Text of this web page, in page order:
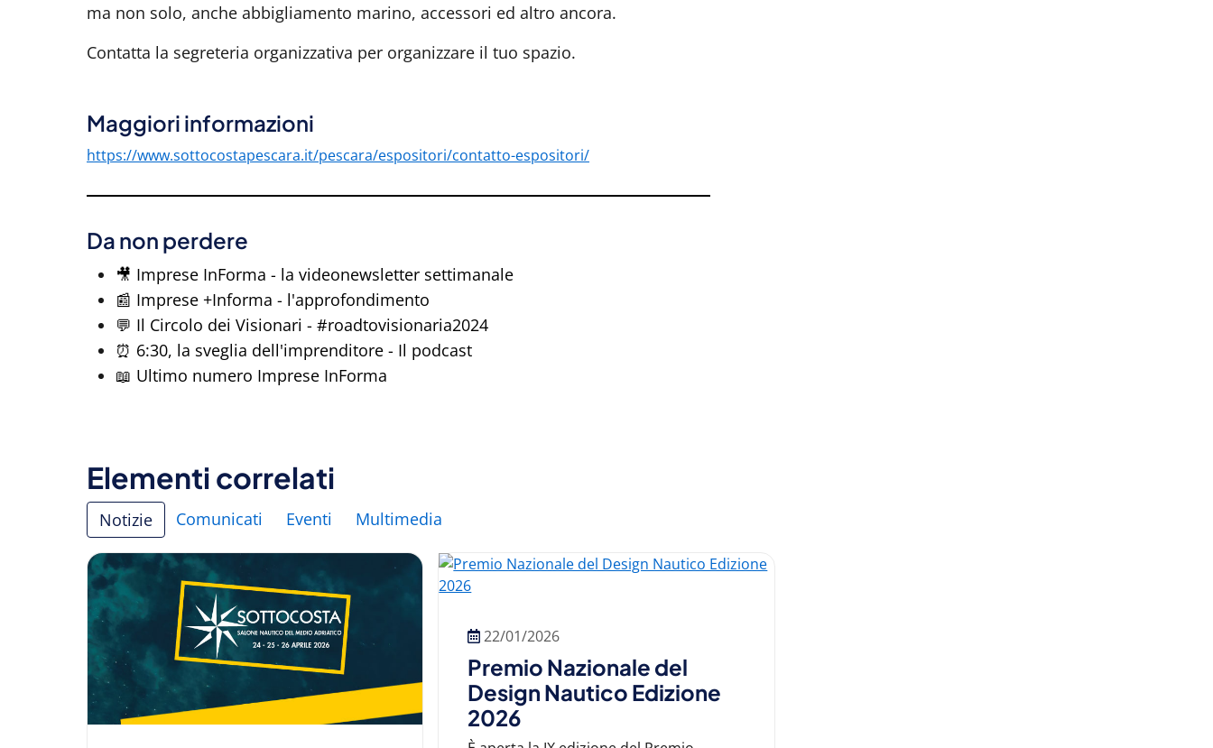
ma non solo, anche abbigliamento marino, accessori ed altro ancora.
Contatta la segreteria organizzativa per organizzare il tuo spazio.
Maggiori informazioni
https://www.sottocostapescara.it/pescara/espositori/contatto-espositori/
Da non perdere
🎥 Imprese InForma - la videonewsletter settimanale
📰 Imprese +Informa - l'approfondimento
💬 Il Circolo dei Visionari - #roadtovisionaria2024
⏰ 6:30, la sveglia dell'imprenditore - Il podcast
📖 Ultimo numero Imprese InForma
Elementi correlati
Notizie Comunicati Eventi Multimedia
22/01/2026
Premio Nazionale del
Design Nautico Edizione
2026